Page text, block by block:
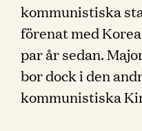
kommunistiska
förenat med
par år sedan.
bor dock i den
kommunistiska